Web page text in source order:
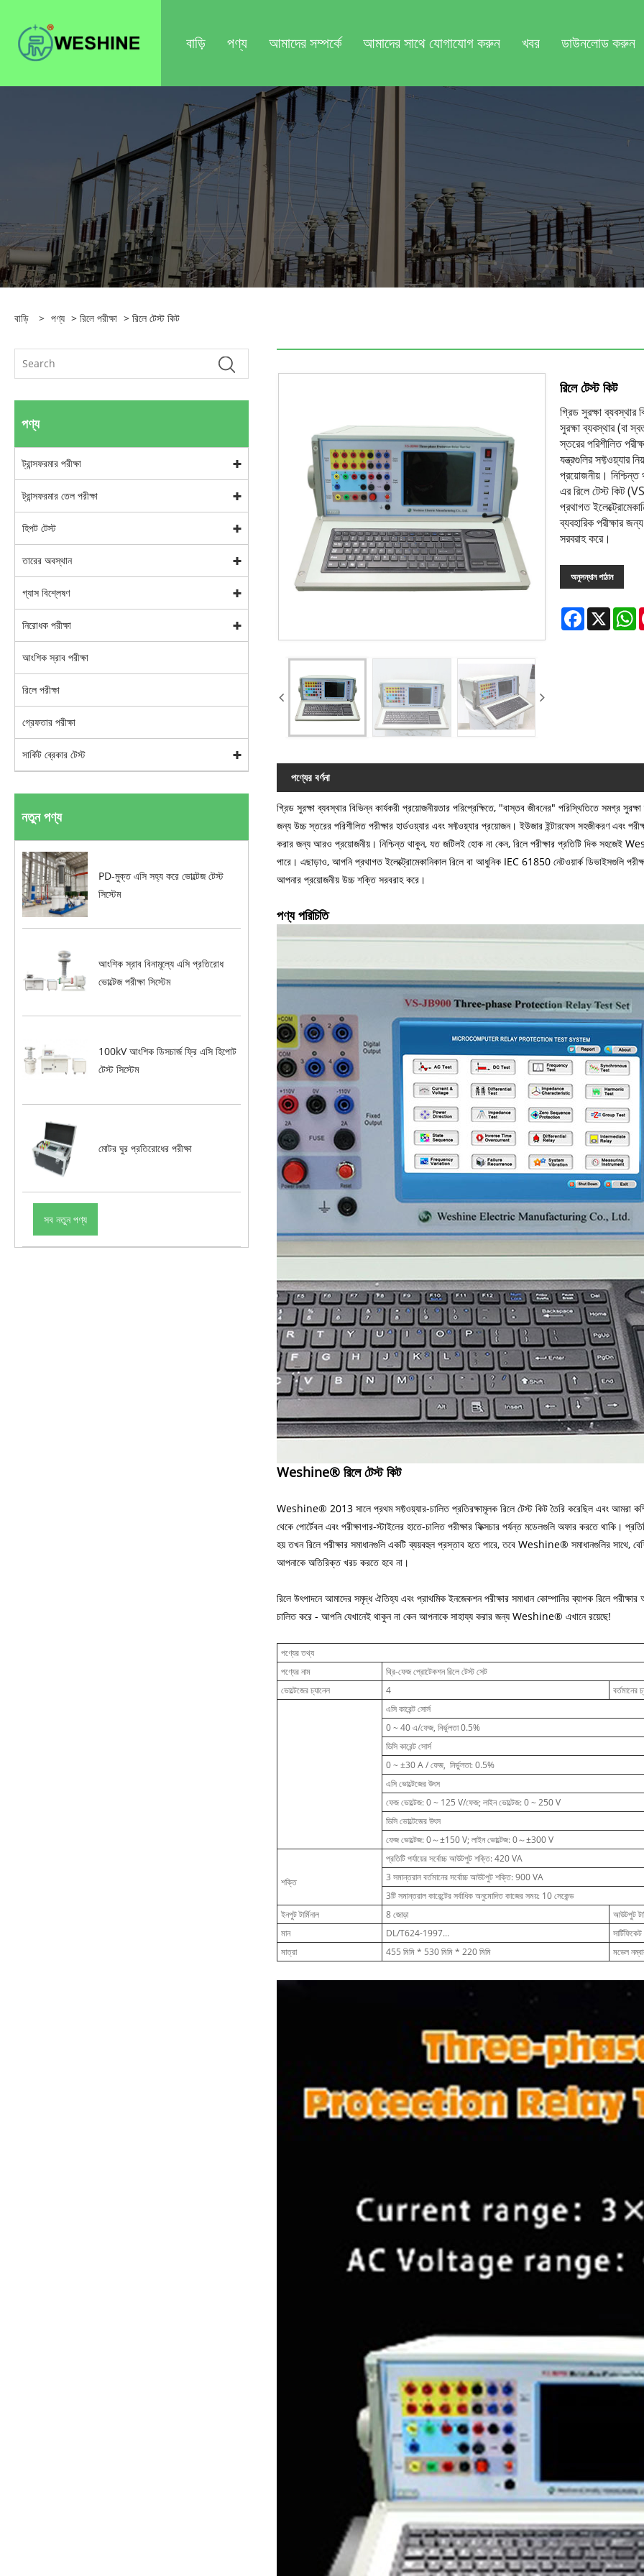
বাড়ি পণ্য আমাদের সম্পর্কে আমাদের সাথে যোগাযোগ করুন খবর ডাউনলোড করুন
বাড়ি > পণ্য > রিলে পরীক্ষা > রিলে টেস্ট কিট
পণ্য
ট্রান্সফরমার পরীক্ষা
ট্রান্সফরমার তেল পরীক্ষা
হিপট টেস্ট
তারের অবস্থান
গ্যাস বিশ্লেষণ
নিরোধক পরীক্ষা
আংশিক স্রাব পরীক্ষা
রিলে পরীক্ষা
গ্রেফতার পরীক্ষা
সার্কিট ব্রেকার টেস্ট
নতুন পণ্য
PD-মুক্ত এসি সহ্য করে ভোল্টেজ টেস্ট
সিস্টেম
আংশিক স্রাব বিনামূল্যে এসি প্রতিরোধ
ভোল্টেজ পরীক্ষা সিস্টেম
100kV আংশিক ডিসচার্জ ফ্রি এসি হিপোট
টেস্ট সিস্টেম
মোটর ঘুর প্রতিরোধের পরীক্ষা
সব নতুন পণ্য
রিলে টেস্ট কিট
গ্রিড সুরক্ষা ব্যবস্থার
সুরক্ষা ব্যবস্থার (বা
স্তরের পরিশীলিত
যন্ত্রগুলির সফ্টওয়্যার
প্রয়োজনীয়।
এর রিলে টেস্ট কিট
প্রথাগত
ব্যবহারিক পরীক্ষার
সরবরাহ করে।
অনুসন্ধান পাঠান
Facebook
X
পণ্যের বর্ণনা
গ্রিড সুরক্ষা ব্যবস্থার বিভিন্ন কার্যকরী প্রয়োজনীয়তার পরিপ্রেক্ষিতে, "বাস্তব জীবনের" পরিস্থিতিতে সমগ্র
জন্য উচ্চ স্তরের পরিশীলিত পরীক্ষার হার্ডওয়্যার এবং সফ্টওয়্যার প্রয়োজন। ইউজার ইন্টারফেস সহজীকরণ এবং
করার জন্য আরও প্রয়োজনীয়। নিশ্চিন্ত থাকুন, যত জটিলই হোক না কেন, রিলে পরীক্ষার প্রতিটি দিক সহজেই
পারে। এছাড়াও, আপনি প্রথাগত ইলেক্ট্রোমেকানিকাল রিলে বা আধুনিক IEC 61850 নেটওয়ার্ক ডিভাইসগুলি
আপনার প্রয়োজনীয় উচ্চ শক্তি সরবরাহ করে।
পণ্য পরিচিতি
Weshine® রিলে টেস্ট কিট
Weshine® 2013 সালে প্রথম সফ্টওয়্যার-চালিত প্রতিরক্ষামূলক রিলে টেস্ট কিট তৈরি করেছিল এবং আমরা
থেকে পোর্টেবল এবং পরীক্ষাগার-স্টাইলের হাতে-চালিত পরীক্ষার ফিক্সচার পর্যন্ত মডেলগুলি অফার করতে থাকি।
হয় তখন রিলে পরীক্ষার সমাধানগুলি একটি ব্যয়বহুল প্রস্তাব হতে পারে, তবে Weshine® সমাধানগুলির সাথে,
আপনাকে অতিরিক্ত খরচ করতে হবে না।
রিলে উৎপাদনে আমাদের সমৃদ্ধ ঐতিহ্য এবং প্রাথমিক ইনজেকশন পরীক্ষার সমাধান কোম্পানির ব্যাপক রিলে
চালিত করে - আপনি যেখানেই থাকুন না কেন আপনাকে সাহায্য করার জন্য Weshine® এখানে রয়েছে!
পণ্যের তথ্য
পণ্যের নাম
থ্রি-ফেজ প্রোটেকশন রিলে টেস্ট সেট
ভোল্টেজের চ্যানেল
4 বর্তমানের
এসি কারেন্ট সোর্স
0 ~ 40 এ/ফেজ, নির্ভুলতা 0.5%
ডিসি কারেন্ট সোর্স
0 ~ ±30 A / ফেজ, নির্ভুলতা: 0.5%
এসি ভোল্টেজের উৎস
ফেজ ভোল্টেজ: 0 ~ 125 V/ফেজ; লাইন ভোল্টেজ: 0 ~ 250 V
ডিসি ভোল্টেজের উৎস
ফেজ ভোল্টেজ: 0～±150 V; লাইন ভোল্টেজ: 0～±300 V
শক্তি
প্রতিটি পর্যায়ের সর্বোচ্চ আউটপুট শক্তি: 420 VA
3 সমান্তরাল বর্তমানের সর্বোচ্চ আউটপুট শক্তি: 900 VA
3টি সমান্তরাল কারেন্টের সর্বাধিক অনুমোদিত কাজের সময়: 10 সেকেন্ড
ইনপুট টার্মিনাল
8 জোড়া আউটপুট
মান
DL/T624-1997... সার্টিফিকেট
মাত্রা
455 মিমি * 530 মিমি * 220 মিমি মডেল